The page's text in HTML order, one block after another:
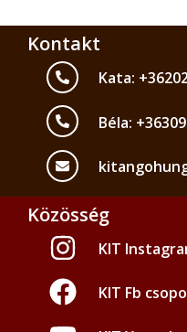
Kontakt
Kata:
Béla:
Közösség
KIT
KIT Fb